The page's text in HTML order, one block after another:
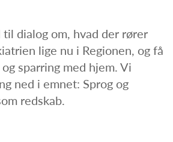
dialog om, hvad der rører
lige nu i Regionen, og få
sparring med hjem. Vi
ned i emnet: Sprog og
redskab.